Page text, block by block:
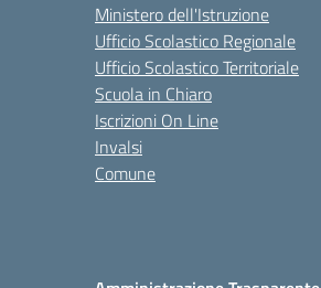
Ministero dell'Istruzione
Ufficio Scolastico Regionale
Ufficio Scolastico Territoriale
Scuola in Chiaro
Iscrizioni On Line
Invalsi
Comune